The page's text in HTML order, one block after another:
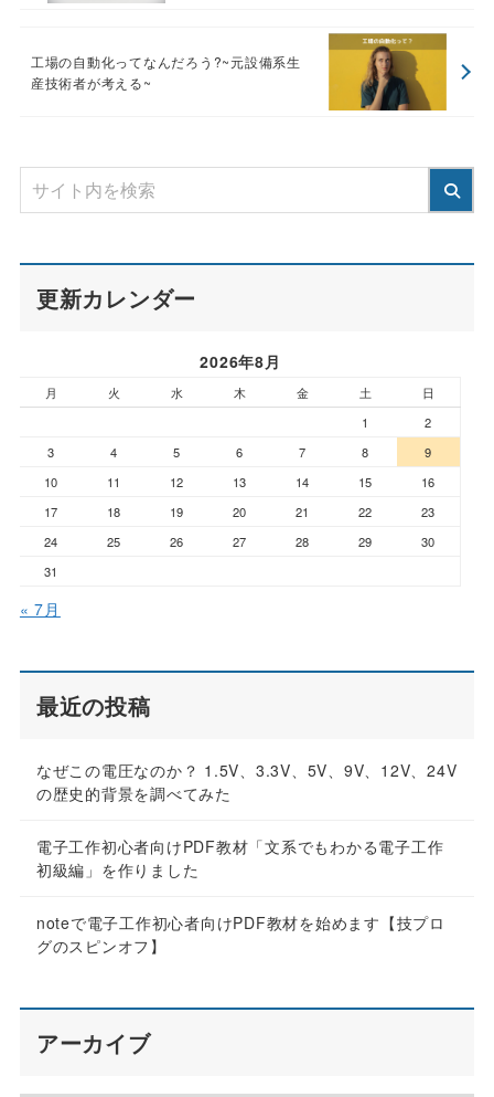
工場の自動化ってなんだろう?~元設備系生
産技術者が考える~
更新カレンダー
2026年8月
月 火 水 木 金 土
日
1
2
3
4 5 6 7 8
9
10
11 12 13 14 15
16
17
18 19 20 21 22
23
24
25 26 27 28 29
30
31
« 7月
最近の投稿
なぜこの電圧なのか？ 1.5V、3.3V、5V、9V、12V、24V
の歴史的背景を調べてみた
電子工作初心者向けPDF教材「文系でもわかる電子工作
初級編」を作りました
noteで電子工作初心者向けPDF教材を始めます【技プロ
グのスピンオフ】
アーカイブ